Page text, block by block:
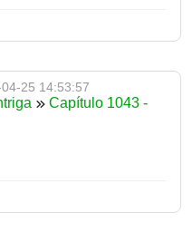
25 14:53:57
Capítulo 1043 -